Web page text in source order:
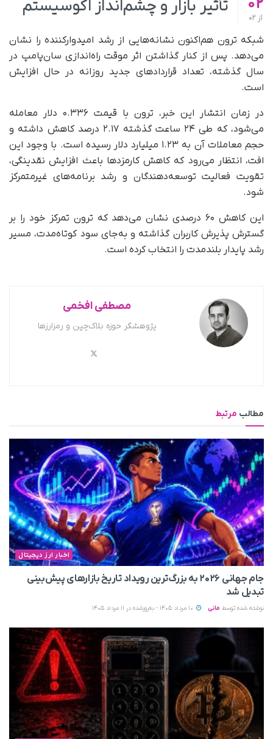
02
از
تأثیر بازار و چشم‌انداز اکوسیستم
شبکه ترون هم‌اکنون نشانه‌هایی از رشد امیدوارکننده را نشان
می‌دهد. پس از کنار گذاشتن اثر موقت راه‌اندازی سان‌پامپ در
سال گذشته، تعداد قراردادهای جدید روزانه در حال افزایش
است.
در زمان انتشار این خبر، ترون با قیمت ۰.۳۳۶ دلار معامله
می‌شود، که طی ۲۴ ساعت گذشته ۲.۱۷ درصد کاهش داشته و
حجم معاملات آن به ۱.۲۳ میلیارد دلار رسیده است. با وجود این
افت، انتظار می‌رود که کاهش کارمزدها باعث افزایش نقدینگی،
تقویت فعالیت توسعه‌دهندگان و رشد برنامه‌های غیرمتمرکز
شود.
این کاهش ۶۰ درصدی نشان می‌دهد که ترون تمرکز خود را بر
گسترش پذیرش کاربران گذاشته و به‌جای سود کوتاه‌مدت، مسیر
رشد پایدار بلندمدت را انتخاب کرده است.
مصطفی افخمی
پژوهشگر حوزه بلاک‌چین و رمزارزها
مطالب مرتبط
اخبار ارز دیجیتال
جام جهانی ۲۰۲۶ به بزرگ‌ترین رویداد تاریخ بازارهای پیش‌بینی
تبدیل شد
نوشته شده توسط مانی